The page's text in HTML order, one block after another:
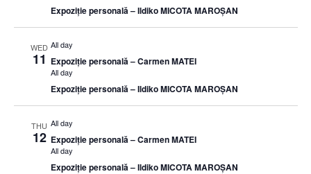
Expoziție personală – Ildiko MICOTA MAROȘAN
WED
11
All day
Expoziție personală – Carmen MATEI
All day
Expoziție personală – Ildiko MICOTA MAROȘAN
THU
12
All day
Expoziție personală – Carmen MATEI
All day
Expoziție personală – Ildiko MICOTA MAROȘAN